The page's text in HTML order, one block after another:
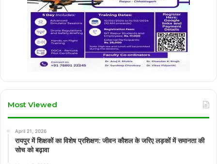
Most Viewed
April 21, 2026
रायपुर में शिक्षकों का विशेष प्रशिक्षण: जीवन कौशल के जरिए लड़कों में समानता की
सोच को बढ़ावा